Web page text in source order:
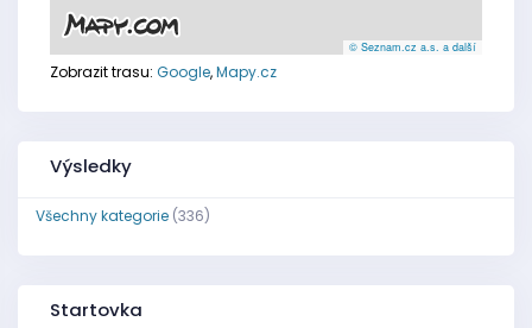
© Seznam.cz a.s. a další
Zobrazit trasu: Google,Mapy.cz
Výsledky
Všechny kategorie(336)
Startovka